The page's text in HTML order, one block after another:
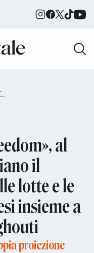
INSIEME-A-FADWA-BARGHOUTI
al
il
lotte e le
insieme a
proiezione